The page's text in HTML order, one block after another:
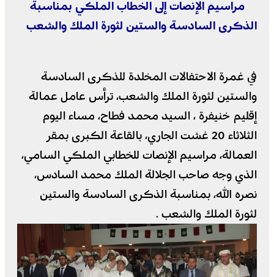
مراسيم الإنصات إلى الخطاب الملكي بمناسبة
الذكرى السادسة والستين لثورة الملك والشعب
في غمرة الاحتفالات المخلدة للذكرى السادسة
والستين لثورة الملك والشعب، ترأس عامل عمالة
إقليم خنيفرة ، السيد محمد فطاح، مساء اليوم
الثلاثاء 20 غشت الجاري، بالقاعة الكبرى بمقر
العمالة، مراسيم الإنصات للخطابي الملكي السامي،
الذي وجه صاحب الجلالة الملك محمد السادس،
نصره الله، بمناسبة الذكرى السادسة والستين
لثورة الملك والشعب .